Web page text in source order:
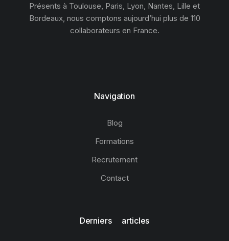
Présents à Toulouse, Paris, Lyon, Nantes, Lille et
Bordeaux, nous comptons aujourd’hui plus de 110
collaborateurs en France.
Navigation
Blog
Formations
Recrutement
Contact
Derniers articles